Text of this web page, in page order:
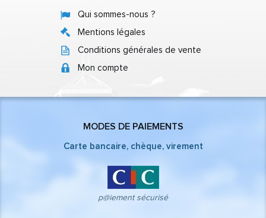
Qui sommes-nous ?
Mentions légales
Conditions générales de vente
Mon compte
MODES DE PAIEMENTS
Carte bancaire, chèque, virement
p@iement sécurisé